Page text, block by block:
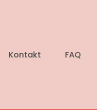
Kontakt FAQ